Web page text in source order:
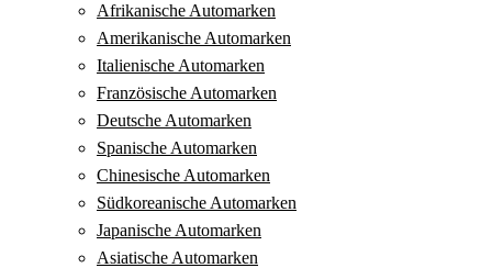
Afrikanische Automarken
Amerikanische Automarken
Italienische Automarken
Französische Automarken
Deutsche Automarken
Spanische Automarken
Chinesische Automarken
Südkoreanische Automarken
Japanische Automarken
Asiatische Automarken